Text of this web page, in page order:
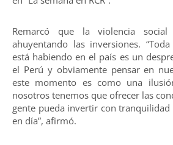
Remarcó que la violencia
ahuyentando las inversiones.
está habiendo en el país es un
el Perú y obviamente pensar en
este momento es como una
nosotros tenemos que ofrecer las
gente pueda invertir con
en día”, afirmó.